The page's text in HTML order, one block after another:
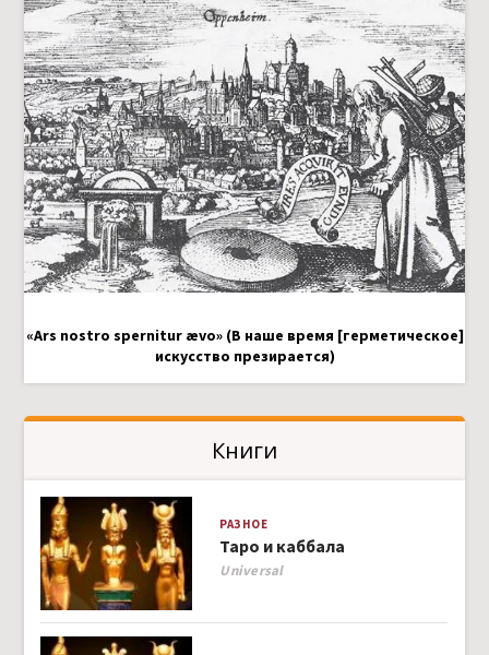
«Ars nostro spernitur ævo» (В наше время [герметическое]
искусство презирается)
Книги
РАЗНОЕ
Таро и каббала
Author
Universal